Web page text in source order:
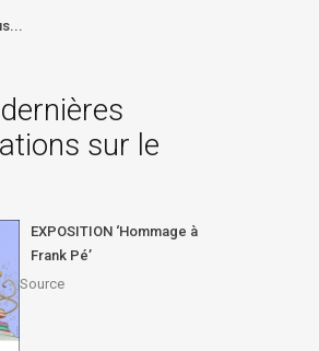
« La Bête fait du chemin
sur le
EXPOSITION ‘Hommage à
Frank Pé’
Source